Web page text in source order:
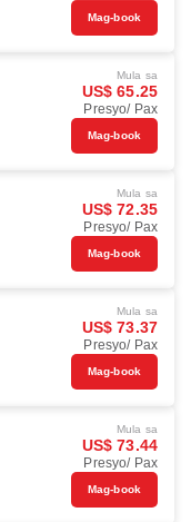
Mag-book
Mula sa
US$ 65.25
Presyo/ Pax
Mag-book
Mula sa
US$ 72.35
Presyo/ Pax
Mag-book
Mula sa
US$ 73.37
Presyo/ Pax
Mag-book
Mula sa
US$ 73.44
Presyo/ Pax
Mag-book